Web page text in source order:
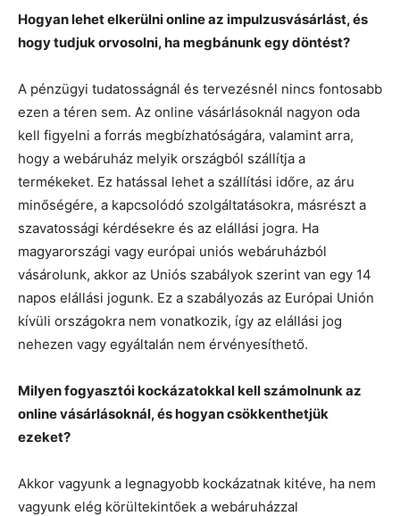
Hogyan lehet elkerülni online az impulzusvásárlást, és
hogy tudjuk orvosolni, ha megbánunk egy döntést?
A pénzügyi tudatosságnál és tervezésnél nincs fontosabb
ezen a téren sem. Az online vásárlásoknál nagyon oda
kell figyelni a forrás megbízhatóságára, valamint arra,
hogy a webáruház melyik országból szállítja a
termékeket. Ez hatással lehet a szállítási időre, az áru
minőségére, a kapcsolódó szolgáltatásokra, másrészt a
szavatossági kérdésekre és az elállási jogra. Ha
magyarországi vagy európai uniós webáruházból
vásárolunk, akkor az Uniós szabályok szerint van egy 14
napos elállási jogunk. Ez a szabályozás az Európai Unión
kívüli országokra nem vonatkozik, így az elállási jog
nehezen vagy egyáltalán nem érvényesíthető.
Milyen fogyasztói kockázatokkal kell számolnunk az
online vásárlásoknál, és hogyan csökkenthetjük
ezeket?
Akkor vagyunk a legnagyobb kockázatnak kitéve, ha nem
vagyunk elég körültekintőek a webáruházzal